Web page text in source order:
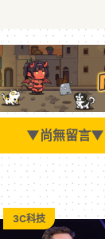
▼尚無留言▼
3C科技